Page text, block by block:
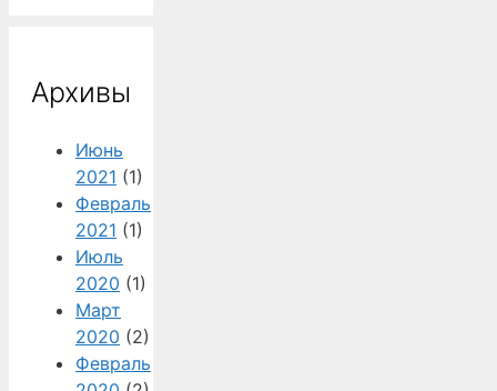
Архивы
Июнь
2021 (1)
Февраль
2021 (1)
Июль
2020 (1)
Март
2020 (2)
Февраль